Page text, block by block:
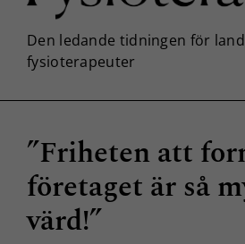
”Friheten att
företaget är så
värd!”